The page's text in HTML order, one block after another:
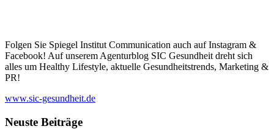
Folgen Sie Spiegel Institut Communication auch auf Instagram &
Facebook! Auf unserem Agenturblog SIC Gesundheit dreht sich
alles um Healthy Lifestyle, aktuelle Gesundheitstrends, Marketing &
PR!
www.sic-gesundheit.de
Neuste Beiträge